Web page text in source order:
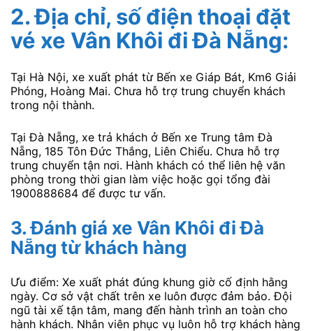
2.Địa chỉ, số điện thoại đặt
vé xe Vân Khôi đi Đà Nẵng:
Tại Hà Nội, xe xuất phát từ Bến xe Giáp Bát, Km6 Giải
Phóng, Hoàng Mai. Chưa hỗ trợ trung chuyển khách
trong nội thành.
Tại Đà Nẵng, xe trả khách ở Bến xe Trung tâm Đà
Nẵng, 185 Tôn Đức Thắng, Liên Chiểu. Chưa hỗ trợ
trung chuyển tận nơi. Hành khách có thể liên hệ văn
phòng trong thời gian làm việc hoặc gọi tổng đài
1900888684 để được tư vấn.
3.Đánh giá xe Vân Khôi đi Đà
Nẵng từ khách hàng
Ưu điểm: Xe xuất phát đúng khung giờ cố định hằng
ngày. Cơ sở vật chất trên xe luôn được đảm bảo. Đội
ngũ tài xế tận tâm, mang đến hành trình an toàn cho
hành khách. Nhân viên phục vụ luôn hỗ trợ khách hàng